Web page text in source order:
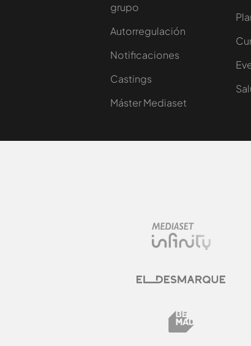
grupo
Autorregulación
Notificaciones
Castings
Máster Mediaset